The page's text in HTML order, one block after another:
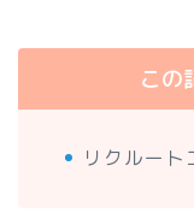
この
リクルー